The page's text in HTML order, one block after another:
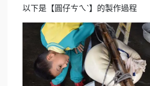
以下是【圓仔ㄘㄟˋ】的製作過程